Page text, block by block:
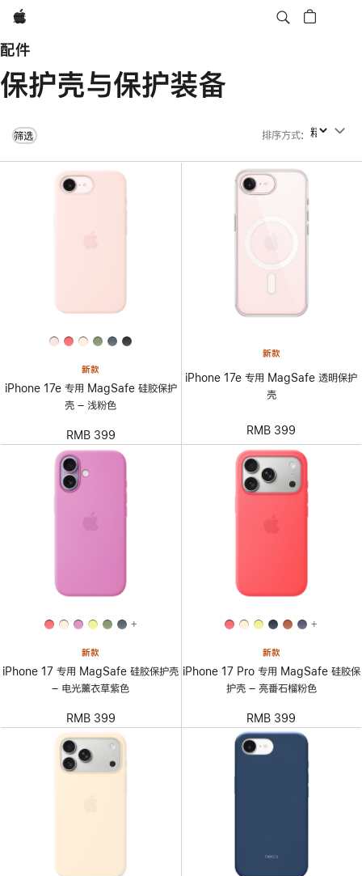
Apple
配件
保护壳与保护装备
筛选 排序方式: 排序方式
新款
iPhone 17e 专用 MagSafe 硅胶保护
壳 – 浅粉色
RMB 399
新款
iPhone 17e 专用 MagSafe 透明保护
壳
RMB 399
+
新款
iPhone 17 专用 MagSafe 硅胶保护壳
– 电光薰衣草紫色
RMB 399
+
新款
iPhone 17 Pro 专用 MagSafe 硅胶保
护壳 – 亮番石榴粉色
RMB 399